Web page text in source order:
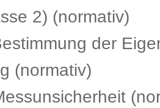
2) (normativ)
der
(normativ)